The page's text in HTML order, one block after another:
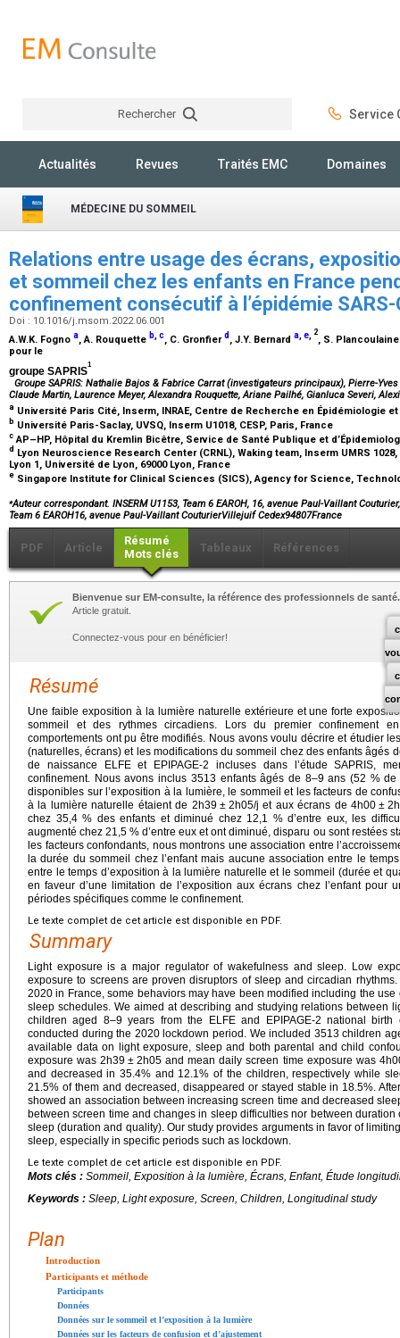
Rechercher Service
Actualités Revues Traités EMC Domaines
MÉDECINE DU SOMMEIL
Relations entre usage des écrans,
et sommeil chez les enfants en France
confinement consécutif à l’épidémie
Doi : 10.1016/j.msom.2022.06.001
A.W.K. Fogno a, A. Rouquette b,c, C. Gronfierd , J.Y. Bernard a,e, 2
, S.
pour le
groupe SAPRIS
1
Groupe SAPRIS: Nathalie Bajos & Fabrice Carrat (investigateurs principaux), Pierre-
Claude Martin, Laurence Meyer, Alexandra Rouquette, Ariane Pailhé, Gianluca Severi,
a Université Paris Cité, Inserm, INRAE, Centre de Recherche en Épidémiologie
b Université Paris-Saclay, UVSQ, Inserm U1018, CESP, Paris, France
c AP–HP, Hôpital du Kremlin Bicêtre, Service de Santé Publique et
d Lyon Neuroscience Research Center (CRNL), Waking team, Inserm UMRS
Lyon 1, Université de Lyon, 69000 Lyon, France
e Singapore Institute for Clinical Sciences (SICS), Agency for Science,
⁎Auteur correspondant. INSERM U1153, Team 6 EAROH, 16, avenue Paul-Vaillant
Team 6 EAROH16, avenue Paul-Vaillant CouturierVillejuif Cedex94807France
PDF Article
Résumé
Mots clés
Tableaux Références
Bienvenue sur EM-consulte, la référence des professionnels de santé.
Article gratuit.
Connectez-vous pour en bénéficier!
Résumé
Une faible exposition à la lumière naturelle extérieure et une forte
sommeil et des rythmes circadiens. Lors du premier confinement
comportements ont pu être modifiés. Nous avons voulu décrire et étudier
(naturelles, écrans) et les modifications du sommeil chez des enfants âgés
de naissance ELFE et EPIPAGE-2 incluses dans l’étude SAPRIS,
confinement. Nous avons inclus 3513 enfants âgés de 8–9 ans (52 %
disponibles sur l’exposition à la lumière, le sommeil et les facteurs de
à la lumière naturelle étaient de 2h39 ± 2h05/j et aux écrans de 4h00 ±
chez 35,4 % des enfants et diminué chez 12,1 % d’entre eux, les
augmenté chez 21,5 % d’entre eux et ont diminué, disparu ou sont restées
les facteurs confondants, nous montrons une association entre
la durée du sommeil chez l’enfant mais aucune association entre le
entre le temps d’exposition à la lumière naturelle et le sommeil (durée et
en faveur d’une limitation de l’exposition aux écrans chez l’enfant pour
périodes spécifiques comme le confinement.
Le texte complet de cet article est disponible en PDF.
Summary
Light exposure is a major regulator of wakefulness and sleep. Low
exposure to screens are proven disruptors of sleep and circadian
2020 in France, some behaviors may have been modified including the
sleep schedules. We aimed at describing and studying relations between
children aged 8–9 years from the ELFE and EPIPAGE-2 national
conducted during the 2020 lockdown period. We included 3513 children
available data on light exposure, sleep and both parental and child
exposure was 2h39 ± 2h05 and mean daily screen time exposure was
and decreased in 35.4% and 12.1% of the children, respectively while
21.5% of them and decreased, disappeared or stayed stable in 18.5%.
showed an association between increasing screen time and decreased
between screen time and changes in sleep difficulties nor between
sleep (duration and quality). Our study provides arguments in favor of
sleep, especially in specific periods such as lockdown.
Le texte complet de cet article est disponible en PDF.
Mots clés : Sommeil, Exposition à la lumière, Écrans, Enfant, Étude
Keywords : Sleep, Light exposure, Screen, Children, Longitudinal study
Plan
Introduction
Participants et méthode
Participants
Données
Données sur le sommeil et l’exposition à la lumière
Données sur les facteurs de confusion et d’ajustement